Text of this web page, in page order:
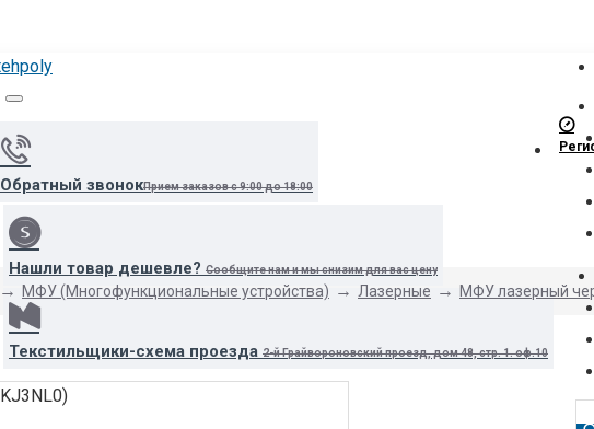
Обратный звонокПрием заказов с 9:00 до 18:00
Нашли товар дешевле? Сообщите нам и мы снизим для вас цену
Текстильщики-схема проезда 2-й Грайвороновский проезд, дом 48, стр. 1. оф.10
МФУ (Многофункциональные устройства) Лазерные МФУ лазерный